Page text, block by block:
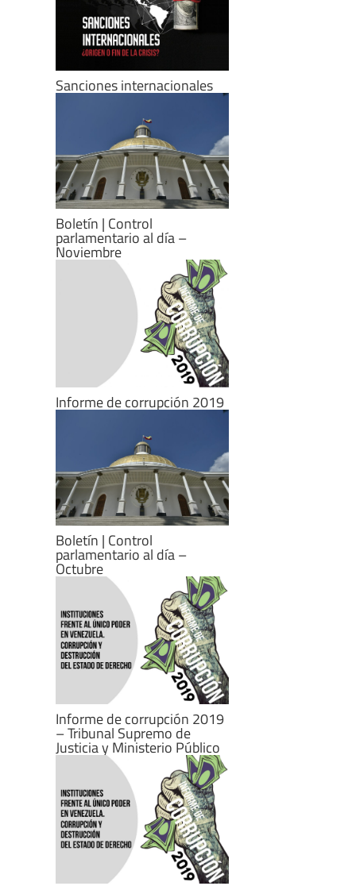
Sanciones internacionales
Boletín | Control
parlamentario al día –
Noviembre
Informe de corrupción 2019
Boletín | Control
parlamentario al día –
Octubre
Informe de corrupción 2019
– Tribunal Supremo de
Justicia y Ministerio Público